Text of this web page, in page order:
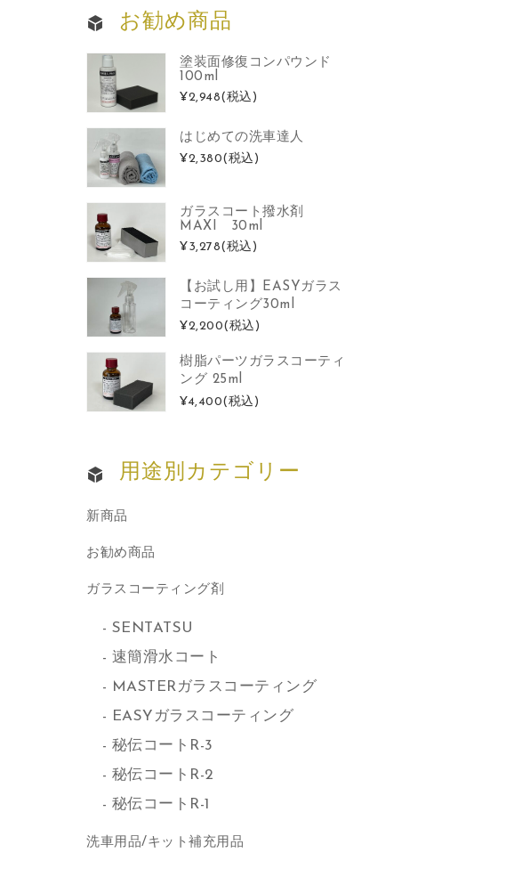
お勧め商品
塗装面修復コンパウンド
100ml
¥2,948(税込)
はじめての洗車達人
¥2,380(税込)
ガラスコート撥水剤
MAXI 30ml
¥3,278(税込)
【お試し用】EASYガラス
コーティング30ml
¥2,200(税込)
樹脂パーツガラスコーティ
ング 25ml
¥4,400(税込)
用途別カテゴリー
新商品
お勧め商品
ガラスコーティング剤
SENTATSU
速簡滑水コート
MASTERガラスコーティング
EASYガラスコーティング
秘伝コートR-3
秘伝コートR-2
秘伝コートR-1
洗車用品/キット補充用品